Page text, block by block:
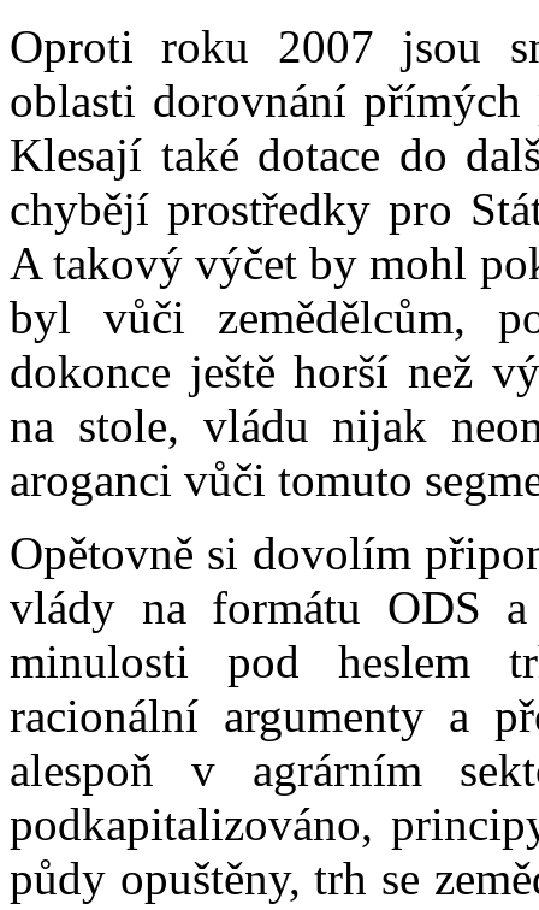
Oproti roku 2007 jsou
oblasti dorovnání
Klesají také dotace do
chybějí prostředky pro
A takový výčet by mohl
byl vůči zemědělcům,
dokonce ještě horší než
na stole, vládu nijak
aroganci vůči tomuto
Opětovně si dovolím
vlády na formátu ODS
minulosti pod heslem
racionální argumenty a
alespoň v agrárním
podkapitalizováno,
půdy opuštěny, trh se